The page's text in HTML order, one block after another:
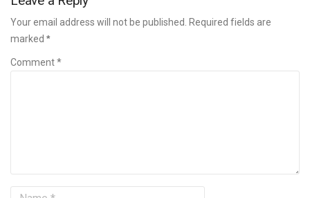
Your email address will not be published. Required fields are
marked *
Comment *